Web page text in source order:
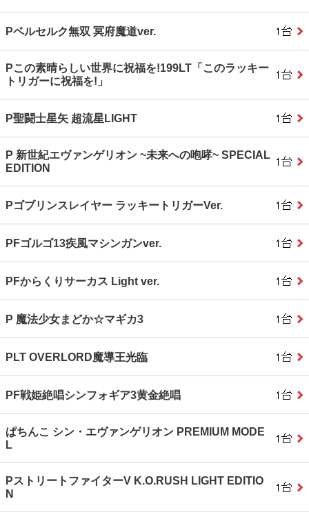
Pベルセルク無双 冥府魔道ver.
Pこの素晴らしい世界に祝福を!199LT「このラッキー
トリガーに祝福を!」
P聖闘士星矢 超流星LIGHT
P 新世紀エヴァンゲリオン ~未来への咆哮~ SPECIAL
EDITION
Pゴブリンスレイヤー ラッキートリガーVer.
PFゴルゴ13疾風マシンガンver.
PFからくりサーカス Light ver.
P 魔法少女まどか☆マギカ3
PLT OVERLORD魔導王光臨
PF戦姫絶唱シンフォギア3黄金絶唱
ぱちんこ シン・エヴァンゲリオン PREMIUM MODE
L
PストリートファイターV K.O.RUSH LIGHT EDITIO
N